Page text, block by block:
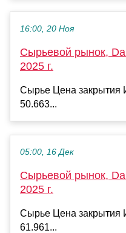
16:00, 20 Ноя
Сырьевой рынок,
2025 г.
Сырье Цена закрытия
50.663...
05:00, 16 Дек
Сырьевой рынок,
2025 г.
Сырье Цена закрытия
61.961...